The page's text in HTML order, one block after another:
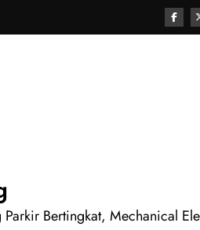
Bertingkat, Mechanical